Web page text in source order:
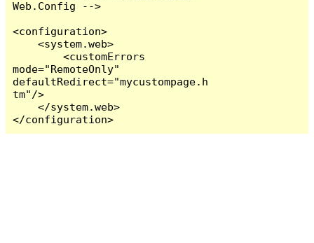
Web.Config -->
<configuration>
    <system.web>
        <customErrors
mode="RemoteOnly"
defaultRedirect="mycustompage.h
tm"/>
    </system.web>
</configuration>